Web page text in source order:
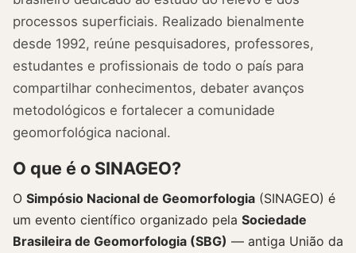
processos superficiais. Realizado bienalmente
desde 1992, reúne pesquisadores, professores,
estudantes e profissionais de todo o país para
compartilhar conhecimentos, debater avanços
metodológicos e fortalecer a comunidade
geomorfológica nacional.
O que é o SINAGEO?
O Simpósio Nacional de Geomorfologia (SINAGEO) é
um evento científico organizado pela Sociedade
Brasileira de Geomorfologia (SBG) — antiga União da